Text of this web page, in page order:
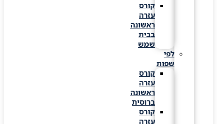
קורס
עזרה
ראשונה
בבית
שמש
לפי
שפות
קורס
עזרה
ראשונה
ברוסית
קורס
עזרה